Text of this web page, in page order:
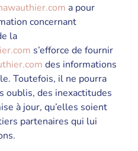
a pour
concernant
la
s’efforce de fournir
des informations
Toutefois, il ne pourra
oublis, des inexactitudes
à jour, qu’elles soient
partenaires qui lui